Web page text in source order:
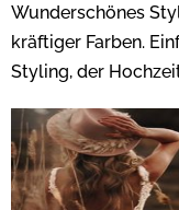
Wunderschönes
kräftiger Farben.
Styling, der